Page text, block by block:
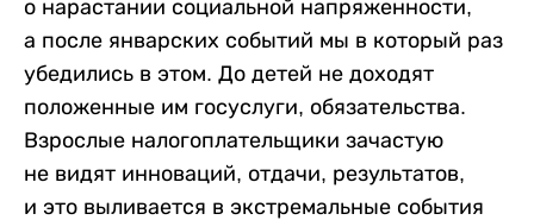
о нарастании социальной напряженности,
а после январских событий мы в который раз
убедились в этом. До детей не доходят
положенные им госуслуги, обязательства.
Взрослые налогоплательщики зачастую
не видят инноваций, отдачи, результатов,
и это выливается в экстремальные события